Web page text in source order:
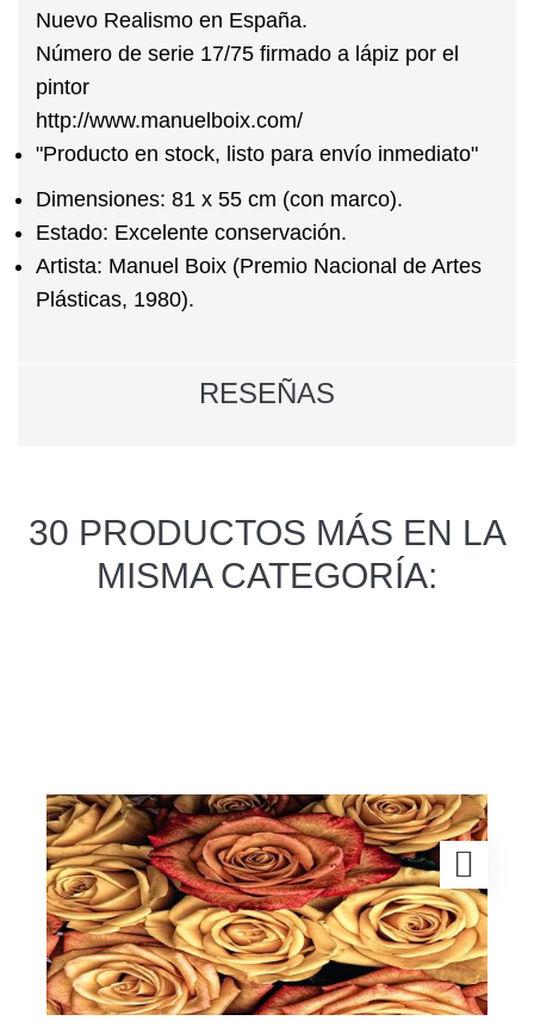
Nuevo Realismo en España.
Número de serie 17/75 firmado a lápiz por el
pintor
http://www.manuelboix.com/
"Producto en stock, listo para envío inmediato"
Dimensiones: 81 x 55 cm (con marco).
Estado: Excelente conservación.
Artista: Manuel Boix (Premio Nacional de Artes
Plásticas, 1980).
RESEÑAS
30 PRODUCTOS MÁS EN LA
MISMA CATEGORÍA: